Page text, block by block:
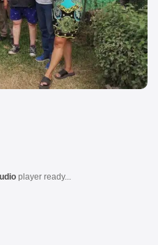
player ready...